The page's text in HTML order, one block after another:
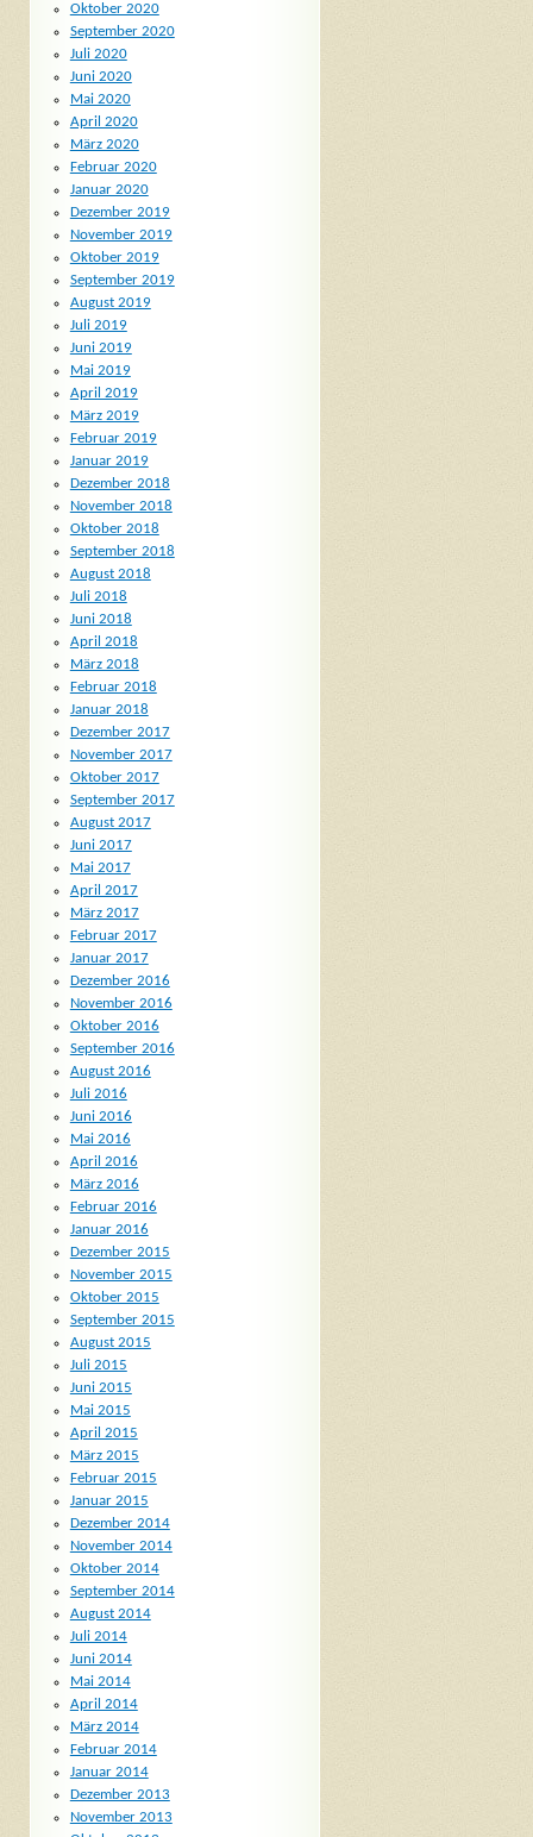
Oktober 2020
September 2020
Juli 2020
Juni 2020
Mai 2020
April 2020
März 2020
Februar 2020
Januar 2020
Dezember 2019
November 2019
Oktober 2019
September 2019
August 2019
Juli 2019
Juni 2019
Mai 2019
April 2019
März 2019
Februar 2019
Januar 2019
Dezember 2018
November 2018
Oktober 2018
September 2018
August 2018
Juli 2018
Juni 2018
April 2018
März 2018
Februar 2018
Januar 2018
Dezember 2017
November 2017
Oktober 2017
September 2017
August 2017
Juni 2017
Mai 2017
April 2017
März 2017
Februar 2017
Januar 2017
Dezember 2016
November 2016
Oktober 2016
September 2016
August 2016
Juli 2016
Juni 2016
Mai 2016
April 2016
März 2016
Februar 2016
Januar 2016
Dezember 2015
November 2015
Oktober 2015
September 2015
August 2015
Juli 2015
Juni 2015
Mai 2015
April 2015
März 2015
Februar 2015
Januar 2015
Dezember 2014
November 2014
Oktober 2014
September 2014
August 2014
Juli 2014
Juni 2014
Mai 2014
April 2014
März 2014
Februar 2014
Januar 2014
Dezember 2013
November 2013